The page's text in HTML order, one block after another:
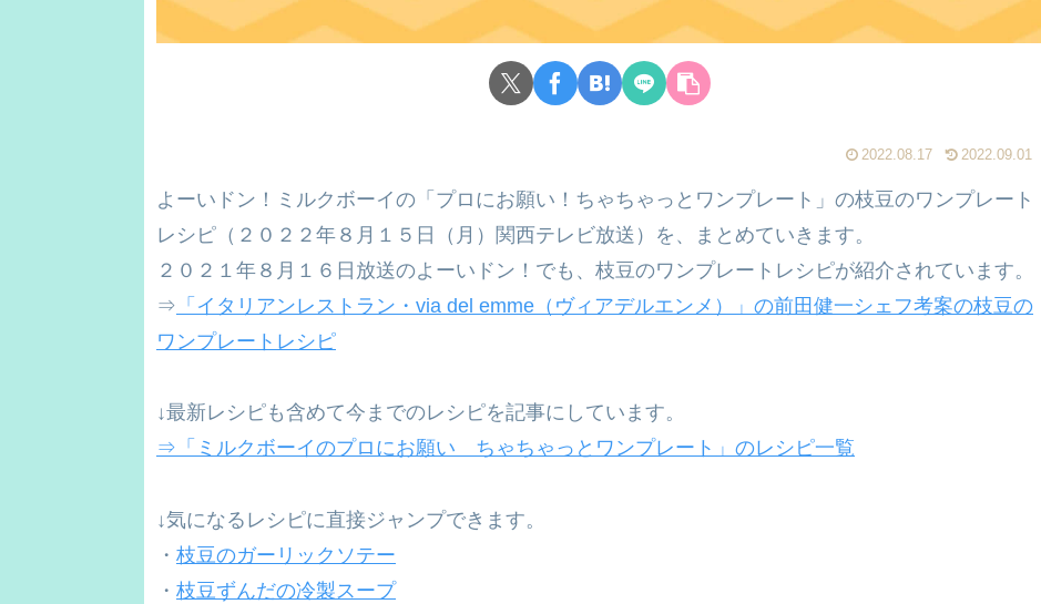
2022.08.17 2022.09.01
よーいドン！ミルクボーイの「プロにお願い！ちゃちゃっとワンプレート」の枝豆のワンプレート
レシピ（２０２２年８月１５日（月）関西テレビ放送）を、まとめていきます。
２０２１年８月１６日放送のよーいドン！でも、枝豆のワンプレートレシピが紹介されています。
⇒ 「イタリアンレストラン・via del emme（ヴィアデルエンメ）」の前田健一シェフ考案の枝豆の
ワンプレートレシピ
↓最新レシピも含めて今までのレシピを記事にしています。
⇒「ミルクボーイのプロにお願い ちゃちゃっとワンプレート」のレシピ一覧
↓気になるレシピに直接ジャンプできます。
・ 枝豆のガーリックソテー
・ 枝豆ずんだの冷製スープ